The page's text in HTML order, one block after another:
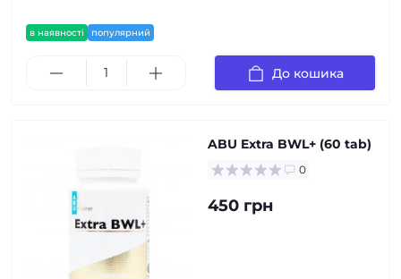
в наявності популярний
До кошика
ABU Extra BWL+ (60 tab)
0
450 грн